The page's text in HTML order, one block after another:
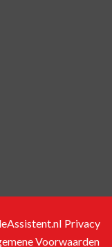
Privacy
Voorwaarden